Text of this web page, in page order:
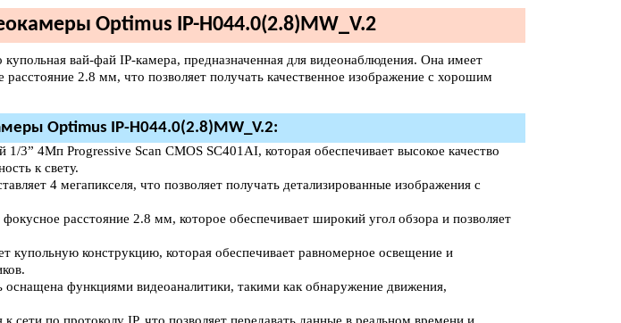
Optimus IP-H044.0(2.8)MW_V.2
вай-фай IP-камера, предназначенная для видеонаблюдения. Она имеет
2.8 мм, что позволяет получать качественное изображение с хорошим
Optimus IP-H044.0(2.8)MW_V.2:
3” 4Мп Progressive Scan CMOS SC401AI, которая обеспечивает высокое качество
к свету.
4 мегапикселя, что позволяет получать детализированные изображения с
расстояние 2.8 мм, которое обеспечивает широкий угол обзора и позволяет
купольную конструкцию, которая обеспечивает равномерное освещение и
оснащена функциями видеоаналитики, такими как обнаружение движения,